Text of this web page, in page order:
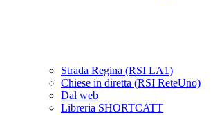
Strada Regina (RSI LA1)
Chiese in diretta (RSI ReteUno)
Dal web
Libreria SHORTCATT